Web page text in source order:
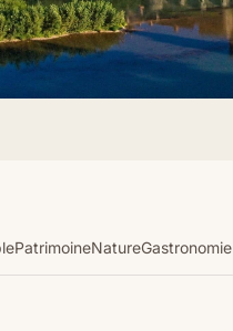
PatrimoineNatureGastronomie